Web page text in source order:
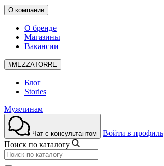
О компании
О бренде
Магазины
Вакансии
#MEZZATORRE
Блог
Stories
Мужчинам
Чат с консультантом
Войти в профиль
Поиск по каталогу